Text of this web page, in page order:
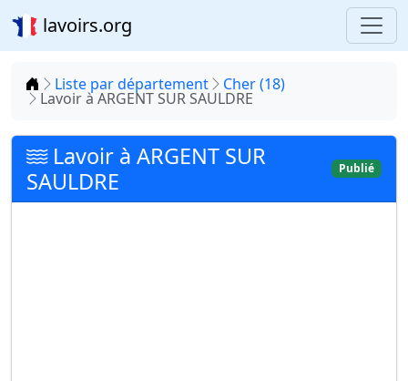
lavoirs.org
Accueil
Liste par département Cher (18)
Lavoir à ARGENT SUR SAULDRE
Lavoir à ARGENT SUR
SAULDRE
Publié